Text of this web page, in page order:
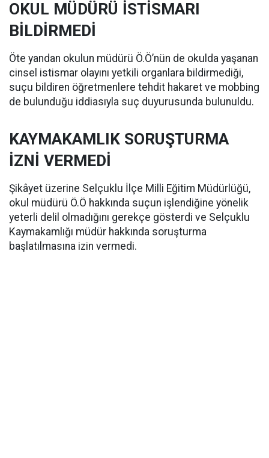
OKUL MÜDÜRÜ İSTİSMARI
BİLDİRMEDİ
Öte yandan okulun müdürü Ö.Ö’nün de okulda yaşanan
cinsel istismar olayını yetkili organlara bildirmediği,
suçu bildiren öğretmenlere tehdit hakaret ve mobbing
de bulunduğu iddiasıyla suç duyurusunda bulunuldu.
KAYMAKAMLIK SORUŞTURMA
İZNİ VERMEDİ
Şikâyet üzerine Selçuklu İlçe Milli Eğitim Müdürlüğü,
okul müdürü Ö.Ö hakkında suçun işlendiğine yönelik
yeterli delil olmadığını gerekçe gösterdi ve Selçuklu
Kaymakamlığı müdür hakkında soruşturma
başlatılmasına izin vermedi.